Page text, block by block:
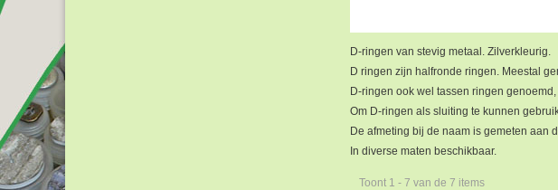
D-ringen van stevig metaal. Zilverkleurig.
D ringen zijn halfronde ringen. Meestal
D-ringen ook wel tassen ringen
Om D-ringen als sluiting te kunnen
De afmeting bij de naam is gemeten aan
In diverse maten beschikbaar.
Toont 1 - 7 van de 7 items